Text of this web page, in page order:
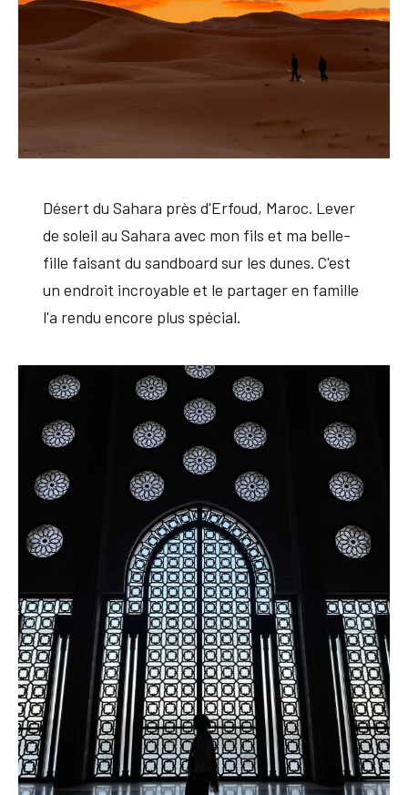
Désert du Sahara près d'Erfoud, Maroc. Lever
de soleil au Sahara avec mon fils et ma belle-
fille faisant du sandboard sur les dunes. C'est
un endroit incroyable et le partager en famille
l'a rendu encore plus spécial.